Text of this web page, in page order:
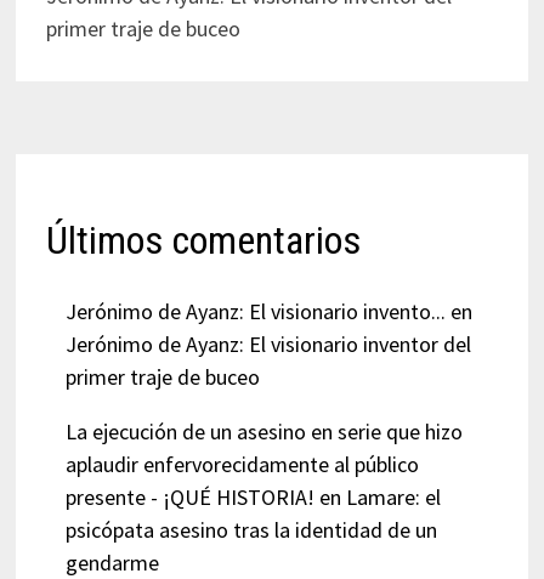
primer traje de buceo
Últimos comentarios
Jerónimo de Ayanz: El visionario invento... en
Jerónimo de Ayanz: El visionario inventor del
primer traje de buceo
La ejecución de un asesino en serie que hizo
aplaudir enfervorecidamente al público
presente - ¡QUÉ HISTORIA! en Lamare: el
psicópata asesino tras la identidad de un
gendarme